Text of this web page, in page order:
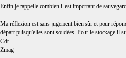
Enfin je rappelle combien il est important de
Ma réflexion est sans jugement bien sûr et pour
départ puisqu'elles sont soudées. Pour le stockage il
Cdt
Zmag